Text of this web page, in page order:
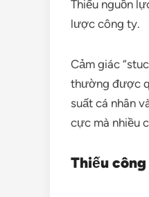
Thiếu nguồn
lược công ty.
Cảm giác
thường được
suất cá nhân
cực mà nhiều
Thiếu